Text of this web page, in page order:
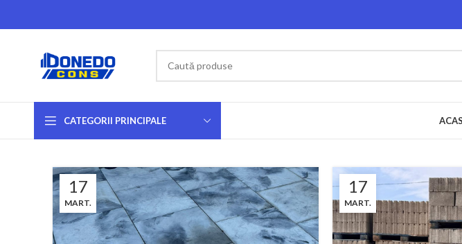
CATEGORII PRINCIPALE
17
MART.
17
MART.